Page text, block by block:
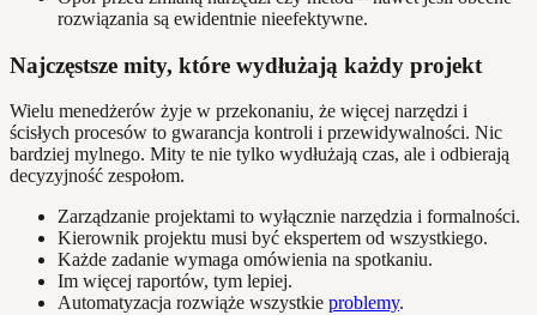
rozwiązania są ewidentnie nieefektywne.
Najczęstsze mity, które wydłużają każdy projekt
Wielu menedżerów żyje w przekonaniu, że więcej narzędzi i
ścisłych procesów to gwarancja kontroli i przewidywalności. Nic
bardziej mylnego. Mity te nie tylko wydłużają czas, ale i odbierają
decyzyjność zespołom.
Zarządzanie projektami to wyłącznie narzędzia i formalności.
Kierownik projektu musi być ekspertem od wszystkiego.
Każde zadanie wymaga omówienia na spotkaniu.
Im więcej raportów, tym lepiej.
Automatyzacja rozwiąże wszystkie problemy.